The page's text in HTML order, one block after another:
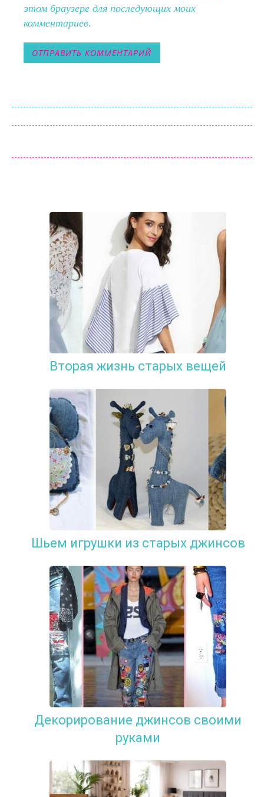
этом браузере для последующих моих
комментариев.
Вторая жизнь старых вещей
Шьем игрушки из старых джинсов
Декорирование джинсов своими
руками